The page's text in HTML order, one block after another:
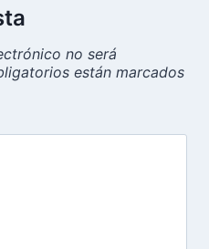
no será
están marcados